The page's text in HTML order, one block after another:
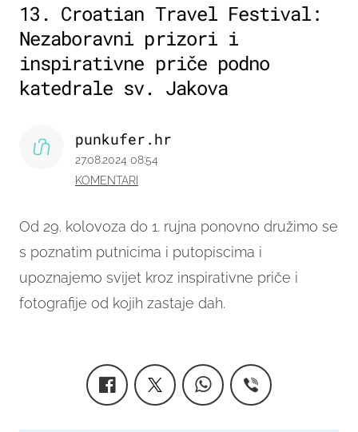
13. Croatian Travel Festival:
Nezaboravni prizori i
inspirativne priče podno
katedrale sv. Jakova
Od 29. kolovoza do 1. rujna ponovno družimo se
s poznatim putnicima i putopiscima i
upoznajemo svijet kroz inspirativne priče i
fotografije od kojih zastaje dah.
punkufer.hr
27.08.2024 08:54
KOMENTARI